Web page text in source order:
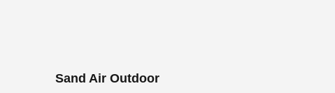
Sand Air Outdoor